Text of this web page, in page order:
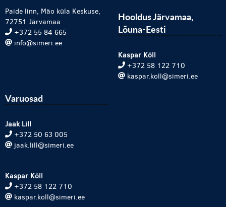
Paide linn, Mäo küla Keskuse,
72751 Järvamaa
+372 55 84 665
info@simeri.ee
Hooldus Järvamaa,
Lõuna-Eesti
Kaspar Köll
+372 58 122 710
kaspar.koll@simeri.ee
Varuosad
Jaak Lill
+372 50 63 005
jaak.lill@simeri.ee
Kaspar Köll
+372 58 122 710
kaspar.koll@simeri.ee